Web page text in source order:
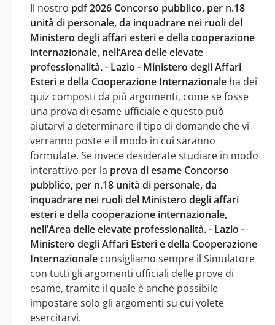
Il nostro pdf 2026 Concorso pubblico, per n.18
unità di personale, da inquadrare nei ruoli del
Ministero degli affari esteri e della cooperazione
internazionale, nell’Area delle elevate
professionalità. - Lazio - Ministero degli Affari
Esteri e della Cooperazione Internazionale ha dei
quiz composti da più argomenti, come se fosse
una prova di esame ufficiale e questo può
aiutarvi a determinare il tipo di domande che vi
verranno poste e il modo in cui saranno
formulate. Se invece desiderate studiare in modo
interattivo per la prova di esame Concorso
pubblico, per n.18 unità di personale, da
inquadrare nei ruoli del Ministero degli affari
esteri e della cooperazione internazionale,
nell’Area delle elevate professionalità. - Lazio -
Ministero degli Affari Esteri e della Cooperazione
Internazionale consigliamo sempre il Simulatore
con tutti gli argomenti ufficiali delle prove di
esame, tramite il quale è anche possibile
impostare solo gli argomenti su cui volete
esercitarvi.